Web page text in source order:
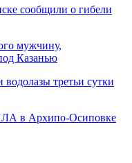
сообщили о гибели
мужчину,
Казанью
третьи сутки
в Архипо-Осиповке